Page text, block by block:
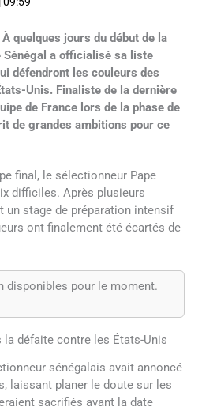
quelques jours du début de la
Sénégal a officialisé sa liste
défendront les couleurs des
Unis. Finaliste de la dernière
de France lors de la phase de
de grandes ambitions pour ce
final, le sélectionneur Pape
difficiles. Après plusieurs
un stage de préparation intensif
ont finalement été écartés de
disponibles pour le moment.
la défaite contre les États-Unis
sénégalais avait annoncé
laissant planer le doute sur les
sacrifiés avant la date